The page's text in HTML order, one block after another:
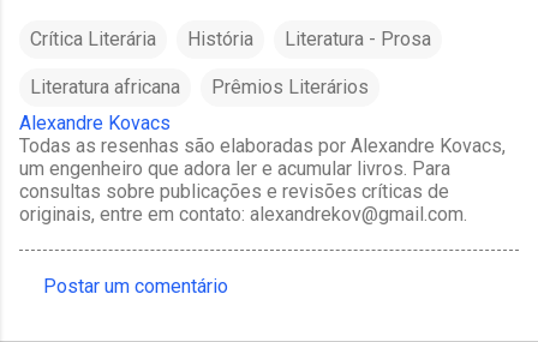
Crítica Literária História Literatura - Prosa
Literatura africana
Prêmios Literários
Alexandre Kovacs
Todas as resenhas são elaboradas por Alexandre Kovacs,
um engenheiro que adora ler e acumular livros. Para
consultas sobre publicações e revisões críticas de
originais, entre em contato: alexandrekov@gmail.com.
Postar um comentário